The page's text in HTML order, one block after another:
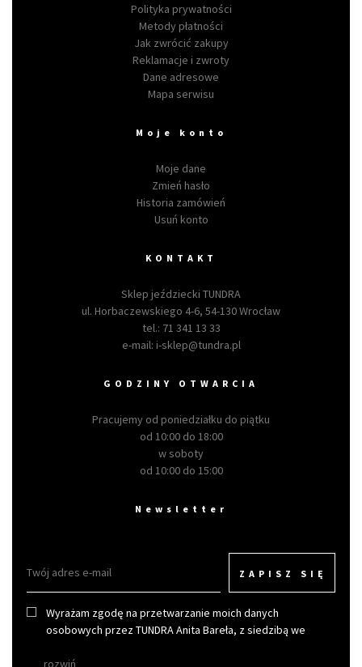
Polityka prywatności
Metody płatności
Jak zwrócić zakupy
Reklamacje i zwroty
Dane adresowe
Mapa serwisu
Moje konto
Moje dane
Zmień hasło
Historia zamówień
Usuń konto
KONTAKT
Sklep jeździecki TUNDRA
ul. Horbaczewskiego 4-6, 54-130 Wrocław
tel.: 71 341 13 33
e-mail: i-sklep@tundra.pl
GODZINY OTWARCIA
Pracujemy od poniedziałku do piątku
od 10:00 do 18:00
w soboty
od 10:00 do 15:00
Newsletter
ZAPISZ SIĘ
Wyrażam zgodę na przetwarzanie moich danych
osobowych przez TUNDRA Anita Bareła, z siedzibą we
rozwiń